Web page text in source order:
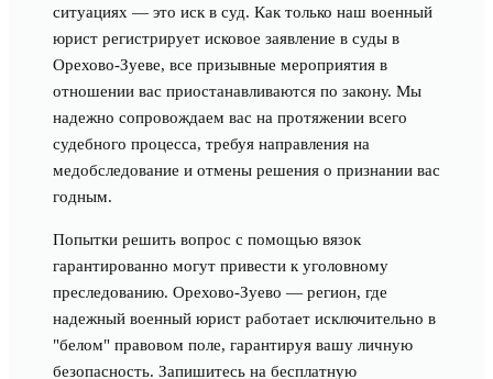
ситуациях — это иск в суд. Как только наш военный
юрист регистрирует исковое заявление в суды в
Орехово-Зуеве, все призывные мероприятия в
отношении вас приостанавливаются по закону. Мы
надежно сопровождаем вас на протяжении всего
судебного процесса, требуя направления на
медобследование и отмены решения о признании вас
годным.
Попытки решить вопрос с помощью вязок
гарантированно могут привести к уголовному
преследованию. Орехово-Зуево — регион, где
надежный военный юрист работает исключительно в
"белом" правовом поле, гарантируя вашу личную
безопасность. Запишитесь на бесплатную